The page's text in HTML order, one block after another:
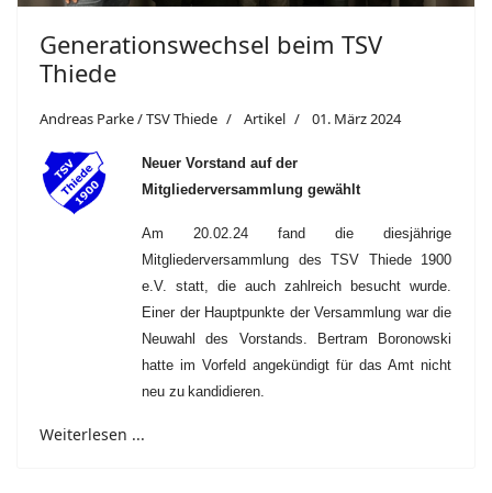
Generationswechsel beim TSV
Thiede
Andreas Parke / TSV Thiede Artikel 01. März 2024
Neuer Vorstand auf der
Mitgliederversammlung gewählt
Am 20.02.24 fand die diesjährige
Mitgliederversammlung des TSV Thiede 1900
e.V. statt, die auch zahlreich besucht wurde.
Einer der Hauptpunkte der Versammlung war die
Neuwahl des Vorstands. Bertram Boronowski
hatte im Vorfeld angekündigt für das Amt nicht
neu zu kandidieren.
Weiterlesen ...